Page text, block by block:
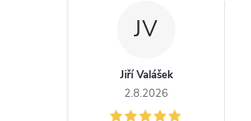
JV
Jiří Valášek
2.8.2026